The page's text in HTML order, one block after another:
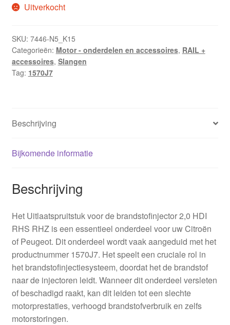
Uitverkocht
SKU: 7446-N5_K15
Categorieën: Motor - onderdelen en accessoires, RAIL +
accessoires, Slangen
Tag: 1570J7
Beschrijving
Bijkomende informatie
Beschrijving
Het Uitlaatspruitstuk voor de brandstofinjector 2,0 HDI
RHS RHZ is een essentieel onderdeel voor uw Citroën
of Peugeot. Dit onderdeel wordt vaak aangeduid met het
productnummer 1570J7. Het speelt een cruciale rol in
het brandstofinjectiesysteem, doordat het de brandstof
naar de injectoren leidt. Wanneer dit onderdeel versleten
of beschadigd raakt, kan dit leiden tot een slechte
motorprestaties, verhoogd brandstofverbruik en zelfs
motorstoringen.